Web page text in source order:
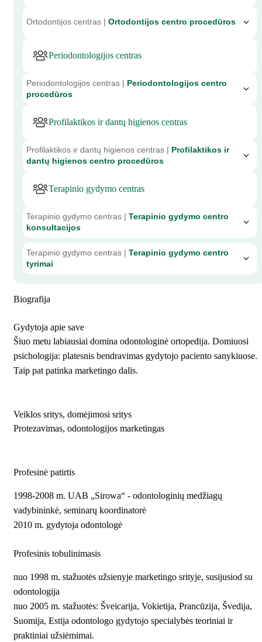
Ortodontijos centras | Ortodontijos centro procedūros
Periodontologijos centras
Periodontologijos centras | Periodontologijos centro
procedūros
Profilaktikos ir dantų higienos centras
Profilaktikos ir dantų higienos centras | Profilaktikos ir
dantų higienos centro procedūros
Terapinio gydymo centras
Terapinio gydymo centras | Terapinio gydymo centro
konsultacijos
Terapinio gydymo centras | Terapinio gydymo centro
tyrimai
Biografija
Gydytoja apie save
Šiuo metu labiausiai domina odontologinė ortopedija. Domiuosi
psichologija: platesnis bendravimas gydytojo paciento sanykiuose.
Taip pat patinka marketingo dalis.
Veiklos sritys, domėjimosi sritys
Protezavimas, odontologijos marketingas
Profesinė patirtis
1998-2008 m. UAB „Sirowa“ - odontologinių medžiagų
vadybininkė, seminarų koordinatorė
2010 m. gydytoja odontologė
Profesinis tobulinimasis
nuo 1998 m. stažuotės užsienyje marketingo srityje, susijusiod su
odontologija
nuo 2005 m. stažuotės: Šveicarija, Vokietija, Prancūzija, Švedija,
Suomija, Estija odontologo gydytojo specialybės teoriniai ir
praktiniai užsiėmimai.